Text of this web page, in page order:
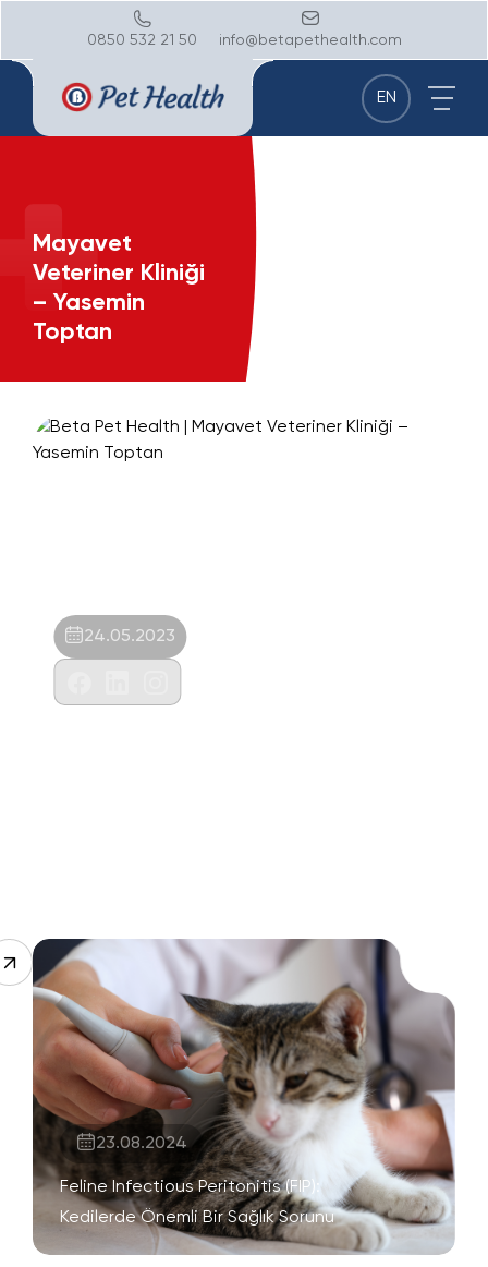
0850 532 21 50 info@betapethealth.com
EN
Mayavet
Veteriner Kliniği
– Yasemin
Toptan
24.05.2023
23.08.2024
Feline Infectious Peritonitis (FIP):
Kedilerde Önemli Bir Sağlık Sorunu